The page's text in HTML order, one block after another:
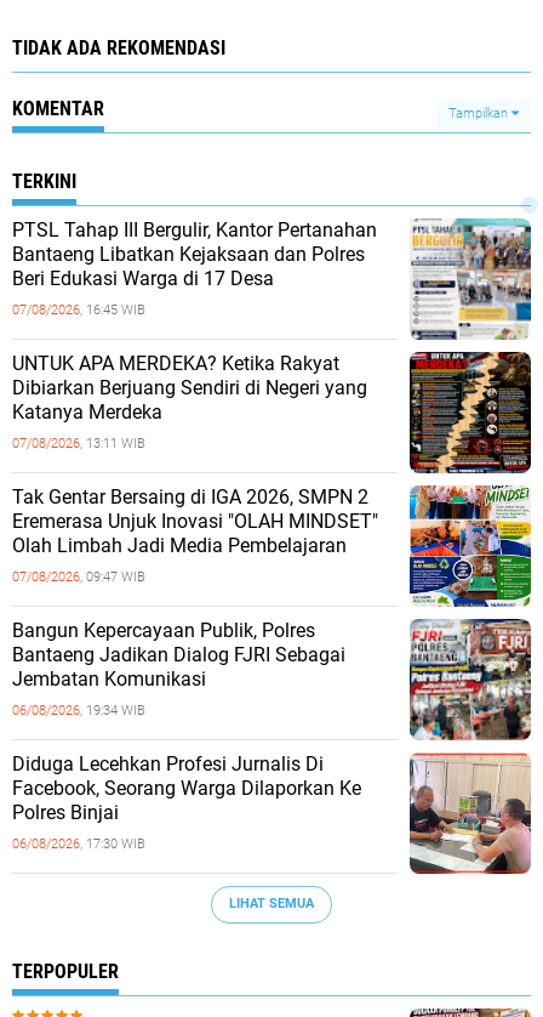
TIDAK ADA REKOMENDASI
KOMENTAR Tampilkan
TERKINI
PTSL Tahap III Bergulir, Kantor Pertanahan
Bantaeng Libatkan Kejaksaan dan Polres
Beri Edukasi Warga di 17 Desa
07/08/2026, 16:45 WIB
UNTUK APA MERDEKA? Ketika Rakyat
Dibiarkan Berjuang Sendiri di Negeri yang
Katanya Merdeka
07/08/2026, 13:11 WIB
Tak Gentar Bersaing di IGA 2026, SMPN 2
Eremerasa Unjuk Inovasi "OLAH MINDSET"
Olah Limbah Jadi Media Pembelajaran
07/08/2026, 09:47 WIB
Bangun Kepercayaan Publik, Polres
Bantaeng Jadikan Dialog FJRI Sebagai
Jembatan Komunikasi
06/08/2026, 19:34 WIB
Diduga Lecehkan Profesi Jurnalis Di
Facebook, Seorang Warga Dilaporkan Ke
Polres Binjai
06/08/2026, 17:30 WIB
LIHAT SEMUA
TERPOPULER